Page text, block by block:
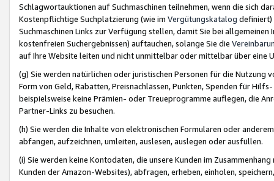
Schlagwortauktionen auf Suchmaschinen teilnehmen, wenn die sich
Kostenpflichtige Suchplatzierung (wie im Vergütungskatalog definiert)
Suchmaschinen Links zur Verfügung stellen, damit Sie bei
kostenfreien Suchergebnissen) auftauchen, solange Sie die
auf Ihre Website leiten und nicht unmittelbar oder mittelbar über eine
(g) Sie werden natürlichen oder juristischen Personen für die Nutzung
Form von Geld, Rabatten, Preisnachlässen, Punkten, Spenden für
beispielsweise keine Prämien- oder Treueprogramme auflegen, die
Partner-Links zu besuchen.
(h) Sie werden die Inhalte von elektronischen Formularen oder
abfangen, aufzeichnen, umleiten, auslesen, auslegen oder ausfüllen.
(i) Sie werden keine Kontodaten, die unsere Kunden im
Kunden der Amazon-Websites), abfragen, erheben, einholen,